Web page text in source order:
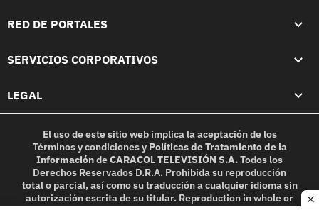
RED DE PORTALES
SERVICIOS CORPORATIVOS
LEGAL
El uso de este sitio web implica la aceptación de los
Términos y condicionesy Políticas de Tratamiento de la
InformacióndeCARACOL TELEVISIÓN S.A.Todos los
Derechos Reservados D.R.A. Prohibida su reproducción
total o parcial, así como su traducción a cualquier idioma sin
autorización escrita de su titular. Reproduction in whole or